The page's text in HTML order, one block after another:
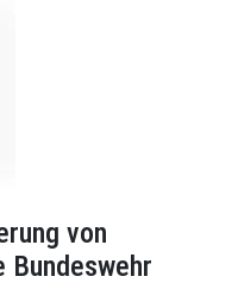
von
Bundeswehr